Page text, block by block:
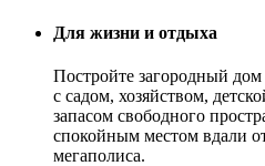
Для жизни и отдыха
Постройте загородный
с садом, хозяйством,
запасом свободного
спокойным местом вдали
мегаполиса.